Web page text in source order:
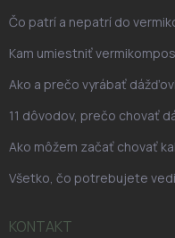
Čo patrí a nepatrí do
Kam umiestniť
Ako a prečo vyrábať
11 dôvodov, prečo chovať
Ako môžem začať chovať
Všetko, čo potrebujete
KONTAKT